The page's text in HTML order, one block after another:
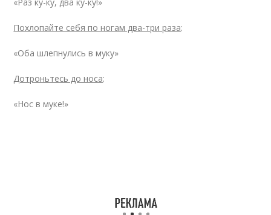
Похлопайте себя по ногам два-три раза:
«Оба шлепнулись в муку»
Дотроньтесь до носа:
«Нос в муке!»